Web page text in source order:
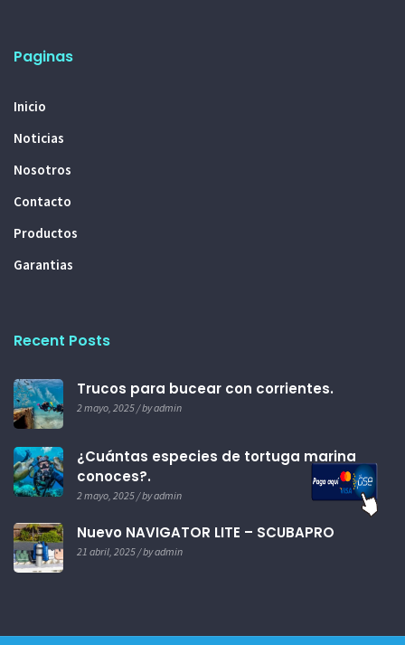
Paginas
Inicio
Noticias
Nosotros
Contacto
Productos
Garantias
Recent Posts
Trucos para bucear con corrientes.
2 mayo, 2025 / by admin
¿Cuántas especies de tortuga marina
conoces?.
2 mayo, 2025 / by admin
Nuevo NAVIGATOR LITE – SCUBAPRO
21 abril, 2025 / by admin